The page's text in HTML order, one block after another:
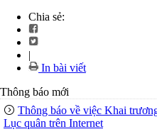
Chia sẻ:
|
In bài viết
Thông báo mới
Thông báo về việc Khai
Lục quân trên Internet